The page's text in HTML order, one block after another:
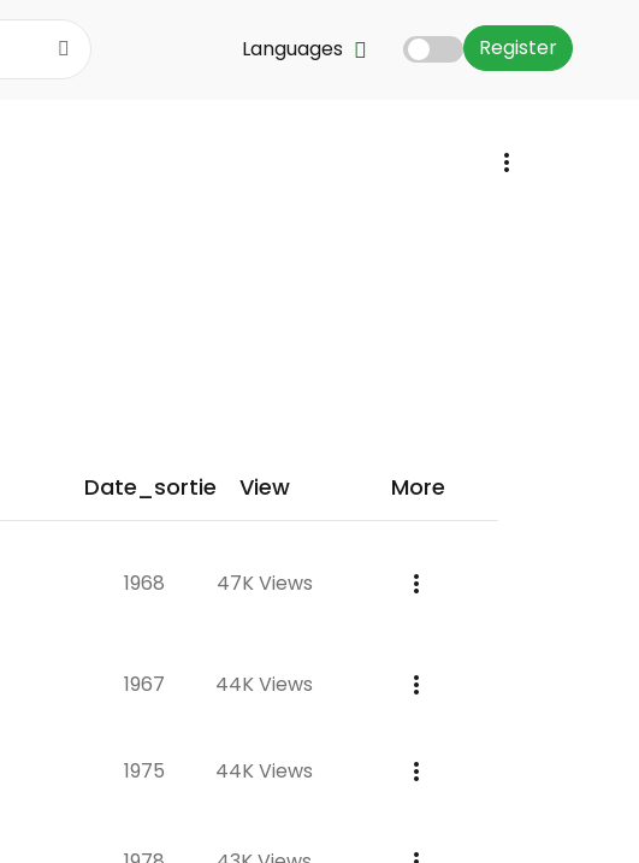
Register
Languages
Date_sortie View More
1968 47K Views
1967 44K Views
1975 44K Views